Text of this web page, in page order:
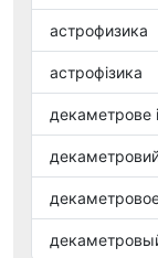
астрофизика
астрофізика
декаметрове